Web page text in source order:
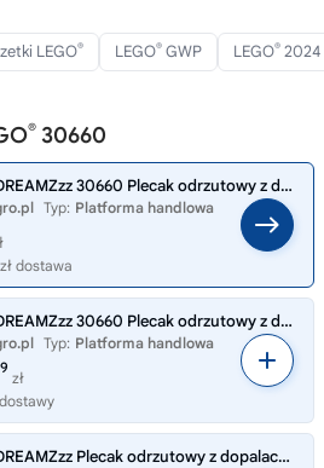
LEGO® LEGO® GWP LEGO® 2024
® 30660
LEGO DREAMZzz 30660 Plecak odrzutowy z dopalaczami Zoey Nowy Polybag
Typ: Platforma handlowa
dostawa
LEGO DREAMZzz 30660 Plecak odrzutowy z dopalaczami Zoey Nowy Polybag
Typ: Platforma handlowa
zł
LEGO DREAMZzz Plecak odrzutowy z dopalaczami Zoey 30660